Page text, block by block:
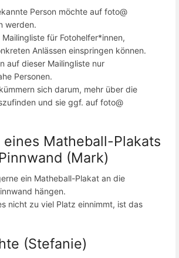
Person möchte auf foto@
werden.
für Fotohelfer*innen,
Anlässen einspringen können.
auf dieser Mailingliste nur
Personen.
sich darum, mehr über die
und sie ggf. auf foto@
Matheball-Plakats
(Mark)
ein Matheball-Plakat an die
hängen.
nicht zu viel Platz einnimmt, ist das
(Stefanie)